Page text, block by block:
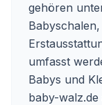
gehören
umfasst
Babys und
baby-